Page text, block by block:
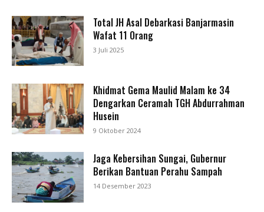
Total JH Asal Debarkasi Banjarmasin
Wafat 11 Orang
3 Juli 2025
Khidmat Gema Maulid Malam ke 34
Dengarkan Ceramah TGH Abdurrahman
Husein
9 Oktober 2024
Jaga Kebersihan Sungai, Gubernur
Berikan Bantuan Perahu Sampah
14 Desember 2023